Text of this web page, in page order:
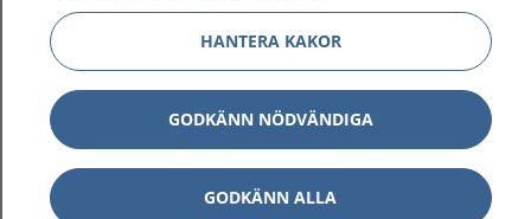
Behandling av personuppgifter
Hantering av kakor
Inställningar för kakor
HANTERA KAKOR
GODKÄNN NÖDVÄNDIGA
GODKÄNN ALLA